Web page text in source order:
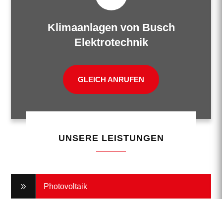
Klimaanlagen von Busch
Elektrotechnik
GLEICH ANRUFEN
UNSERE LEISTUNGEN
9 Photovoltaik